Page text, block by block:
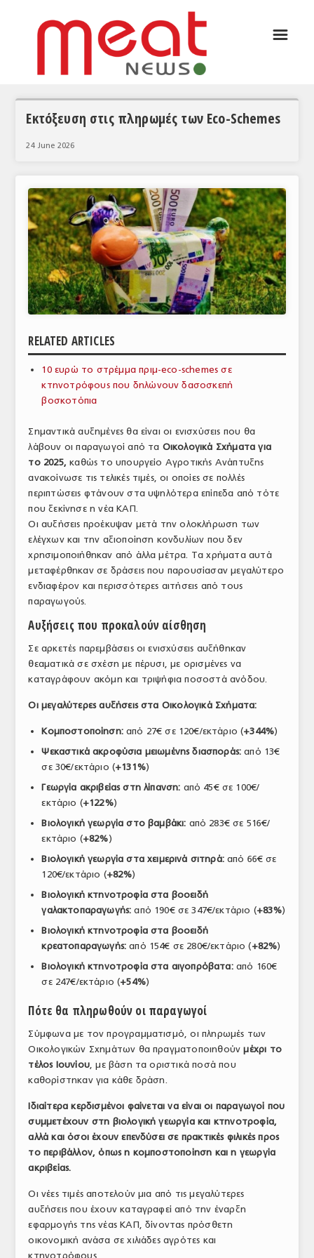
ΑΝΑΛΥΣΕΙΣ
ΚΟΣΜΟΣ
ΕΙΔΗΣΕΙΣ
ΕΥΡΩΠΑΪΚΕΣ ΑΠΟΦΑΣΕΙΣ
ΘΕΜΑΤΑ
ΑΝΑΛΥΣΕΙΣ
ΠΑΡΑΓΩΓΗ & ΕΜΠΟΡΙΑ
ΠΡΩΤΕΣ ΥΛΕΣ
ΕΞΟΠΛΙΣΜΟΣ
ΥΠΗΡΕΣΙΕΣ
ΕΜΠΟΡΙΚΟΙ ΑΝΤΙΠΡΟΣΩΠΟΙ
ΝΟΜΟΘΕΣΙΑ
ΕΛΛΗΝΙΚΗ ΝΟΜΟΘΕΣΙΑ
ΤΟ ΠΕΡΙΟΔΙΚΟ
Profile
ΑΡΧΕΙΟ ΤΕΥΧΩΝ
ΣΥΝΕΔΡΙΟ ΚΡΕΑΤΟΣ
☰
Εκτόξευση στις πληρωμές των Eco-Schemes
24 June 2026
RELATED ARTICLES
10 ευρώ το στρέμμα πριμ-eco-schemes σε
κτηνοτρόφους που δηλώνουν δασοσκεπή
βοσκοτόπια
Σημαντικά αυξημένες θα είναι οι ενισχύσεις που θα
λάβουν οι παραγωγοί από τα Οικολογικά Σχήματα για
το 2025, καθώς το υπουργείο Αγροτικής Ανάπτυξης
ανακοίνωσε τις τελικές τιμές, οι οποίες σε πολλές
περιπτώσεις φτάνουν στα υψηλότερα επίπεδα από τότε
που ξεκίνησε η νέα ΚΑΠ.
Οι αυξήσεις προέκυψαν μετά την ολοκλήρωση των
ελέγχων και την αξιοποίηση κονδυλίων που δεν
χρησιμοποιήθηκαν από άλλα μέτρα. Τα χρήματα αυτά
μεταφέρθηκαν σε δράσεις που παρουσίασαν μεγαλύτερο
ενδιαφέρον και περισσότερες αιτήσεις από τους
παραγωγούς.
Αυξήσεις που προκαλούν αίσθηση
Σε αρκετές παρεμβάσεις οι ενισχύσεις αυξήθηκαν
θεαματικά σε σχέση με πέρυσι, με ορισμένες να
καταγράφουν ακόμη και τριψήφια ποσοστά ανόδου.
Οι μεγαλύτερες αυξήσεις στα Οικολογικά Σχήματα:
Κομποστοποίηση:από 27€ σε 120€/εκτάριο (+344%)
Ψεκαστικά ακροφύσια μειωμένης διασποράς: από 13€
σε 30€/εκτάριο (+131%)
Γεωργία ακριβείας στη λίπανση: από 45€ σε 100€/
εκτάριο (+122%)
Βιολογική γεωργία στο βαμβάκι: από 283€ σε 516€/
εκτάριο (+82%)
Βιολογική γεωργία στα χειμερινά σιτηρά:από 66€ σε
120€/εκτάριο (+82%)
Βιολογική κτηνοτροφία στα βοοειδή
γαλακτοπαραγωγής: από 190€ σε 347€/εκτάριο (+83%)
Βιολογική κτηνοτροφία στα βοοειδή
κρεατοπαραγωγής: από 154€ σε 280€/εκτάριο (+82%)
Βιολογική κτηνοτροφία στα αιγοπρόβατα:από 160€
σε 247€/εκτάριο (+54%)
Πότε θα πληρωθούν οι παραγωγοί
Σύμφωνα με τον προγραμματισμό, οι πληρωμές των
Οικολογικών Σχημάτων θα πραγματοποιηθούνμέχρι το
τέλος Ιουνίου, με βάση τα οριστικά ποσά που
καθορίστηκαν για κάθε δράση.
Ιδιαίτερα κερδισμένοι φαίνεται να είναι οι παραγωγοί που
συμμετέχουν στη βιολογική γεωργία και κτηνοτροφία,
αλλά και όσοι έχουν επενδύσει σε πρακτικές φιλικές προς
το περιβάλλον, όπως η κομποστοποίηση και η γεωργία
ακριβείας.
Οι νέες τιμές αποτελούν μια από τις μεγαλύτερες
αυξήσεις που έχουν καταγραφεί από την έναρξη
εφαρμογής της νέας ΚΑΠ, δίνοντας πρόσθετη
οικονομική ανάσα σε χιλιάδες αγρότες και
κτηνοτρόφους.